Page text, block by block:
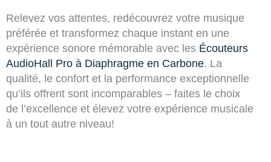
Relevez vos attentes, redécouvrez votre musique
préférée et transformez chaque instant en une
expérience sonore mémorable avec les Écouteurs
AudioHall Pro à Diaphragme en Carbone. La
qualité, le confort et la performance exceptionnelle
qu’ils offrent sont incomparables – faites le choix
de l’excellence et élevez votre expérience musicale
à un tout autre niveau!